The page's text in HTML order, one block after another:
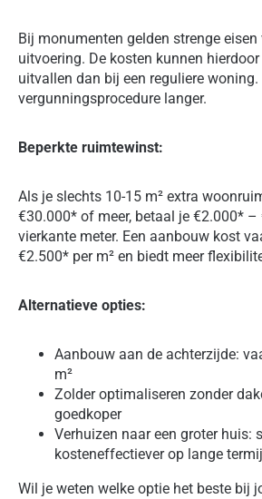
Bij monumenten gelden strenge
uitvoering. De kosten kunnen
uitvallen dan bij een reguliere woning.
vergunningsprocedure langer.
Beperkte ruimtewinst:
Als je slechts 10-15 m² extra
€30.000* of meer, betaal je €2.000* –
vierkante meter. Een aanbouw kost
€2.500* per m² en biedt meer
Alternatieve opties:
Aanbouw aan de achterzijde:
m²
Zolder optimaliseren zonder
goedkoper
Verhuizen naar een groter huis:
kosteneffectiever op lange
Wil je weten welke optie het beste bij